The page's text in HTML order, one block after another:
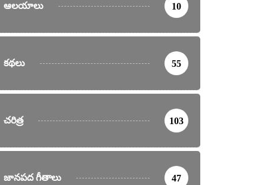
ఆలయాలు 10
కథలు 55
చరిత్ర 103
జానపద గీతాలు 47